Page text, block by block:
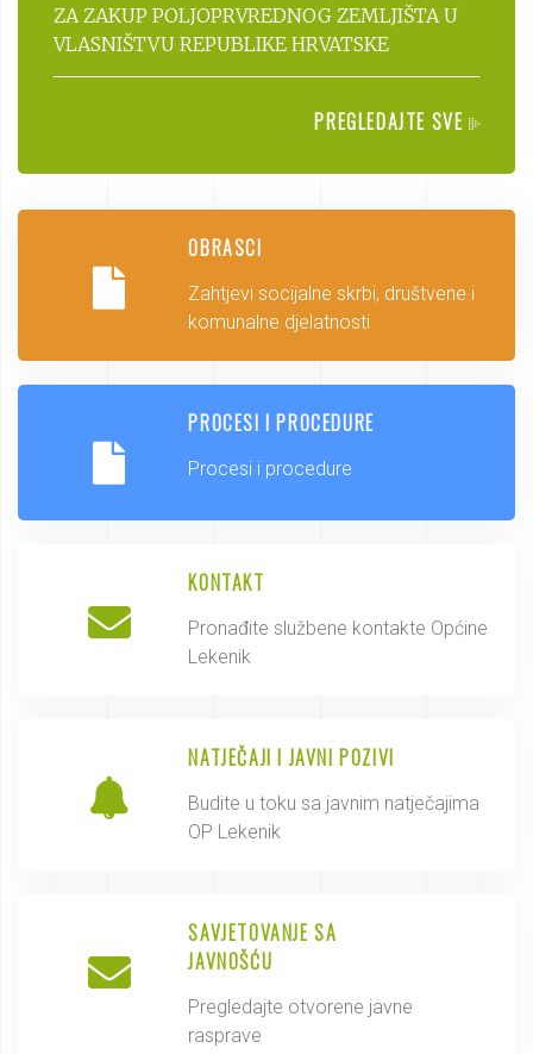
ZA ZAKUP POLJOPRVREDNOG ZEMLJIŠTA U
VLASNIŠTVU REPUBLIKE HRVATSKE
PREGLEDAJTE SVE
OBRASCI
Zahtjevi socijalne skrbi, društvene i
komunalne djelatnosti
PROCESI I PROCEDURE
Procesi i procedure
KONTAKT
Pronađite službene kontakte Općine
Lekenik
NATJEČAJI I JAVNI POZIVI
Budite u toku sa javnim natječajima
OP Lekenik
SAVJETOVANJE SA
JAVNOŠĆU
Pregledajte otvorene javne
rasprave